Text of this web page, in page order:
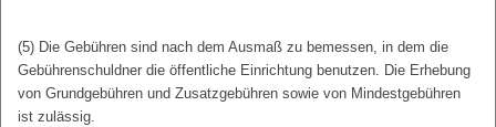
(5) Die Gebühren sind nach dem Ausmaß zu bemessen, in dem die
Gebührenschuldner die öffentliche Einrichtung benutzen. Die Erhebung
von Grundgebühren und Zusatzgebühren sowie von Mindestgebühren
ist zulässig.